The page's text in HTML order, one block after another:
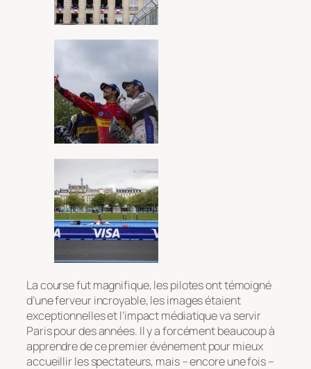
La course fut magnifique, les pilotes ont témoigné
d’une ferveur incroyable, les images étaient
exceptionnelles et l’impact médiatique va servir
Paris pour des années. Il y a forcément beaucoup à
apprendre de ce premier événement pour mieux
accueillir les spectateurs, mais – encore une fois –